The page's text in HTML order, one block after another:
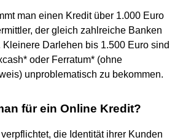
man einen Kredit über 1.000 Euro
der gleich zahlreiche Banken
Kleinere Darlehen bis 1.500 Euro sind
oder Ferratum* (ohne
unproblematisch zu bekommen.
für ein Online Kredit?
die Identität ihrer Kunden